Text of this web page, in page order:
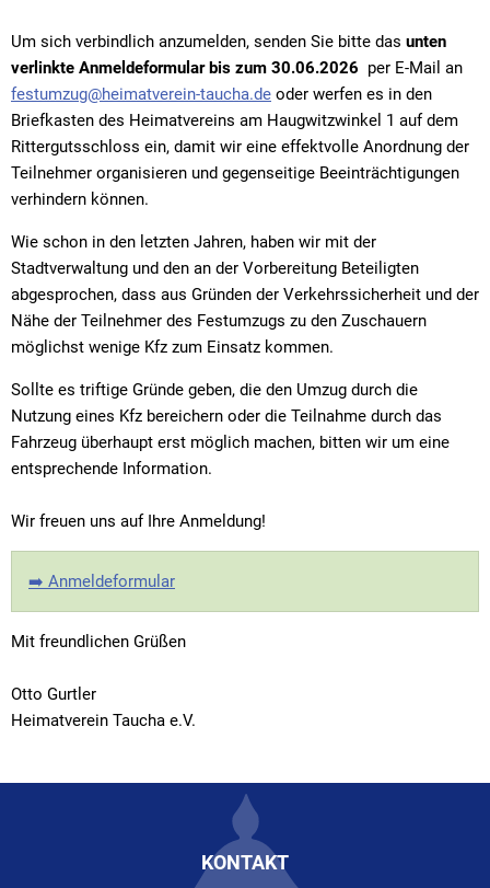
Um sich verbindlich anzumelden, senden Sie bitte das unten
verlinkte Anmeldeformular bis zum 30.06.2026 per E-Mail an
festumzug@heimatverein-taucha.de oder werfen es in den
Briefkasten des Heimatvereins am Haugwitzwinkel 1 auf dem
Rittergutsschloss ein, damit wir eine effektvolle Anordnung der
Teilnehmer organisieren und gegenseitige Beeinträchtigungen
verhindern können.
Wie schon in den letzten Jahren, haben wir mit der
Stadtverwaltung und den an der Vorbereitung Beteiligten
abgesprochen, dass aus Gründen der Verkehrssicherheit und der
Nähe der Teilnehmer des Festumzugs zu den Zuschauern
möglichst wenige Kfz zum Einsatz kommen.
Sollte es triftige Gründe geben, die den Umzug durch die
Nutzung eines Kfz bereichern oder die Teilnahme durch das
Fahrzeug überhaupt erst möglich machen, bitten wir um eine
entsprechende Information.
Wir freuen uns auf Ihre Anmeldung!
➡️ Anmeldeformular
Mit freundlichen Grüßen
Otto Gurtler
Heimatverein Taucha e.V.
KONTAKT